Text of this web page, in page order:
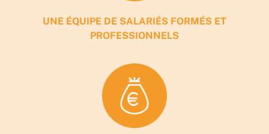
UNE ÉQUIPE DE SALARIÉS FORMÉS ET
PROFESSIONNELS